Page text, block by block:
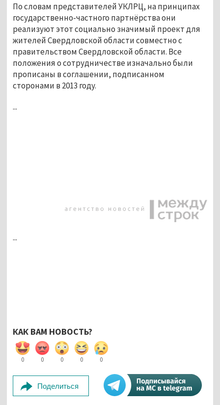
По словам представителей УКЛРЦ, на принципах
государственно-частного партнёрства они
реализуют этот социально значимый проект для
жителей Свердловской области совместно с
правительством Свердловской области. Все
положения о сотрудничестве изначально были
прописаны в соглашении, подписанном
сторонами в 2013 году.
...
...
КАК ВАМ НОВОСТЬ?
0 0 0 0 0
Поделиться